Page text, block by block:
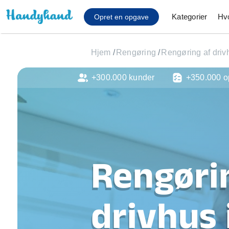
Opret en opgave Kategorier
Affaldsfjernelse
Gulvlaminering
Hårde hvidevare
Hjælp til mobil, pc,
Installation af ildsted
Møbelsamling og
Ophængning af
Hjem / Rengøring / Rengøring af
drivhus
+300.000 kunder +350.000